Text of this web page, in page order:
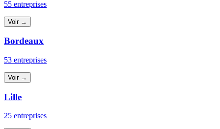
55 entreprises
Voir →
Bordeaux
53 entreprises
Voir →
Lille
25 entreprises